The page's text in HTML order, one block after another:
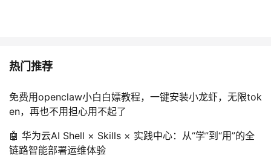
热门推荐
免费用openclaw小白白嫖教程，一键安装小龙虾，无限tok
en，再也不用担心用不起了
🤖 华为云AI Shell × Skills × 实践中心：从“学”到“用”的全
链路智能部署运维体验